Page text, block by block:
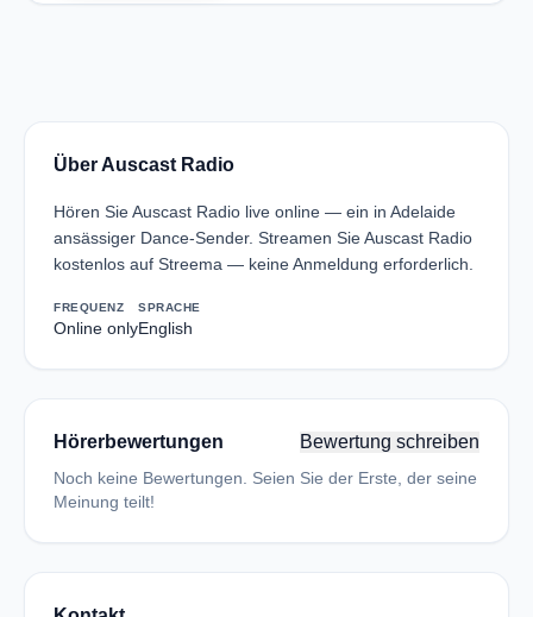
Über Auscast Radio
Hören Sie Auscast Radio live online — ein in Adelaide
ansässiger Dance-Sender. Streamen Sie Auscast Radio
kostenlos auf Streema — keine Anmeldung erforderlich.
FREQUENZ
Online only
SPRACHE
English
Hörerbewertungen Bewertung schreiben
Noch keine Bewertungen. Seien Sie der Erste, der seine
Meinung teilt!